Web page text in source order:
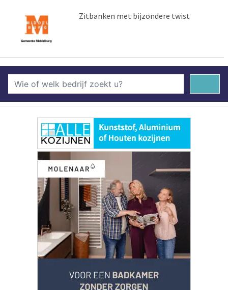
Zitbanken met bijzondere twist